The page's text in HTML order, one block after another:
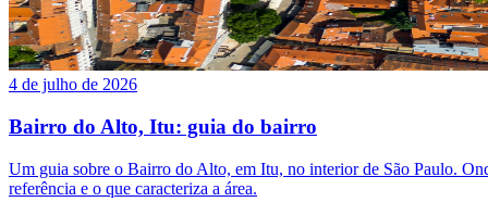
4 de julho de 2026
Bairro do Alto, Itu: guia do bairro
Um guia sobre o Bairro do Alto, em Itu, no interior de São Paulo.
referência e o que caracteriza a área.